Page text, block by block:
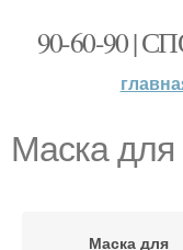
90-60-90 |
Маска для
Маска для